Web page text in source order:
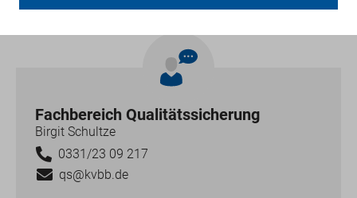
Fachbereich Qualitätssicherung
Birgit Schultze
0331/23 09 217
qs@kvbb.de